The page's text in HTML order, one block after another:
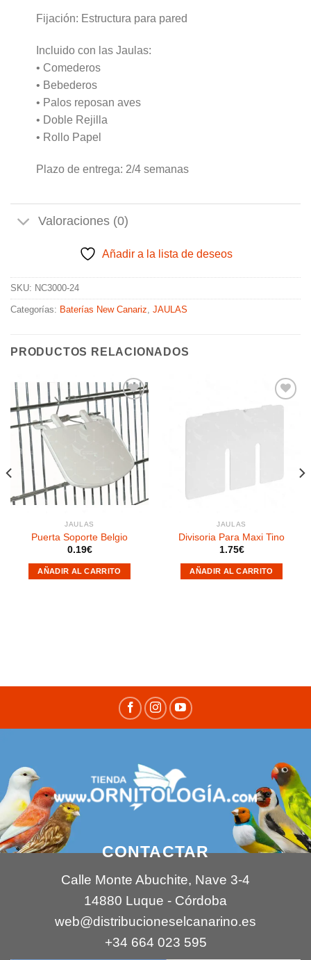
Fijación: Estructura para pared
Incluido con las Jaulas:
• Comederos
• Bebederos
• Palos reposan aves
• Doble Rejilla
• Rollo Papel
Plazo de entrega: 2/4 semanas
Valoraciones (0)
Añadir a la lista de deseos
SKU: NC3000-24
Categorías: Baterías New Canariz JAULAS
PRODUCTOS RELACIONADOS
Añadir
a la
lista de
deseos
JAULAS
Puerta Soporte Belgio
0.19€
AÑADIR AL CARRITO
JAULAS
Divisoria Para Maxi Tino
1.75€
AÑADIR AL CARRITO
CONTACTAR
Calle Monte Abuchite, Nave 3-4
14880 Luque - Córdoba
web@distribucioneselcanarino.es
+34 664 023 595